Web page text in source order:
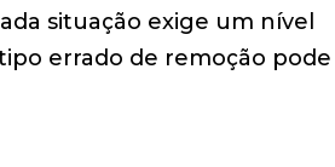
situação exige um nível
errado de remoção pode